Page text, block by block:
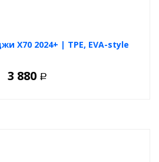
Х70 2024+ | TPE, EVA-style
3 880 Р